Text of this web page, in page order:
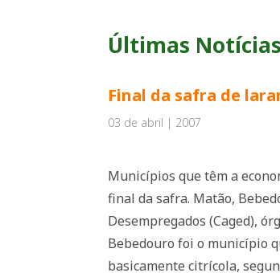
Últimas Notícias
Final da safra de
03 de abril | 2007
Municípios que têm a
final da safra. Matão,
Desempregados (Caged),
Bebedouro foi o município
basicamente citrícola,